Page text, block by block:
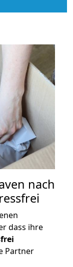
nach
dass ihre
Partner